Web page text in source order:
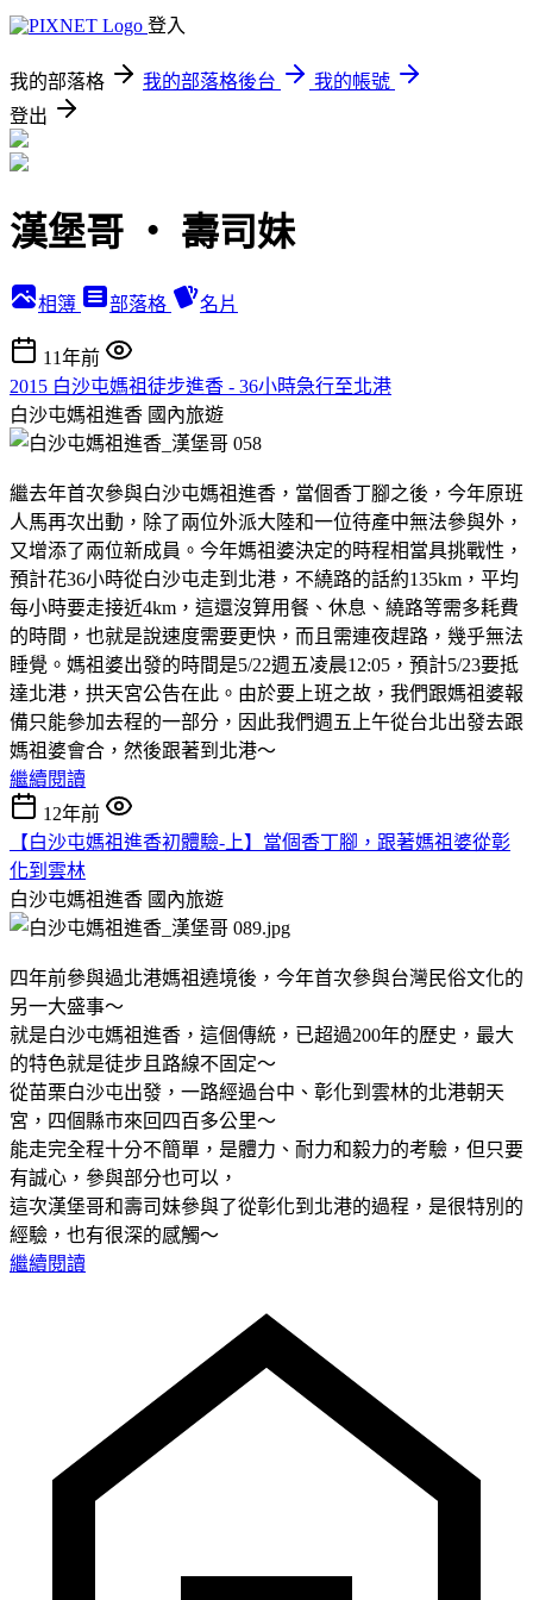
登入
我的部落格 我的部落格後台
我的帳號
登出
漢堡哥 ‧ 壽司妹
相簿 部落格 名片
11年前
2015 白沙屯媽祖徒步進香 - 36小時急行至北港
白沙屯媽祖進香 國內旅遊
繼去年首次參與白沙屯媽祖進香，當個香丁腳之後，今年原班
人馬再次出動，除了兩位外派大陸和一位待產中無法參與外，
又增添了兩位新成員。今年媽祖婆決定的時程相當具挑戰性，
預計花36小時從白沙屯走到北港，不繞路的話約135km，平均
每小時要走接近4km，這還沒算用餐、休息、繞路等需多耗費
的時間，也就是說速度需要更快，而且需連夜趕路，幾乎無法
睡覺。媽祖婆出發的時間是5/22週五凌晨12:05，預計5/23要抵
達北港，拱天宮公告在此。由於要上班之故，我們跟媽祖婆報
備只能參加去程的一部分，因此我們週五上午從台北出發去跟
媽祖婆會合，然後跟著到北港～
繼續閱讀
12年前
【白沙屯媽祖進香初體驗-上】當個香丁腳，跟著媽祖婆從彰
化到雲林
白沙屯媽祖進香 國內旅遊
四年前參與過北港媽祖遶境後，今年首次參與台灣民俗文化的
另一大盛事～
就是白沙屯媽祖進香，這個傳統，已超過200年的歷史，最大
的特色就是徒步且路線不固定～
從苗栗白沙屯出發，一路經過台中、彰化到雲林的北港朝天
宮，四個縣市來回四百多公里～
能走完全程十分不簡單，是體力、耐力和毅力的考驗，但只要
有誠心，參與部分也可以，
這次漢堡哥和壽司妹參與了從彰化到北港的過程，是很特別的
經驗，也有很深的感觸～
繼續閱讀